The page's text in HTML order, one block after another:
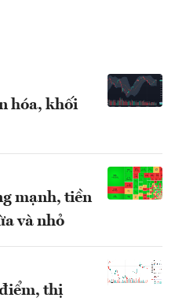
hóa, khối
mạnh, tiền
và nhỏ
thị